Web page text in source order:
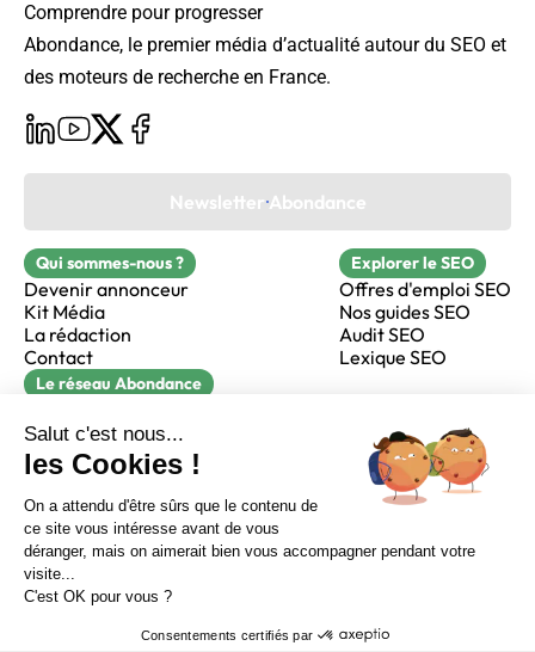
Sur LinkedIn Sur Youtube
Sur X Sur Facebook
Newsletter Abondance
Comprendre pour progresser
Abondance, le premier média d’actualité autour du SEO et
des moteurs de recherche en France.
Newsletter Abondance
Qui sommes-nous ?
Devenir annonceur
Kit Média
La rédaction
Contact
Explorer le SEO
Offres d'emploi SEO
Nos guides SEO
Audit SEO
Lexique SEO
Le réseau Abondance
Réacteur
alfie formation
CGV